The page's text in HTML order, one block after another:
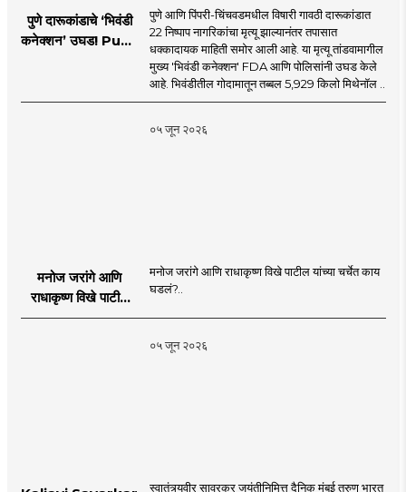
पुणे दारूकांडाचे ‘भिवंडी
कनेक्शन’ उघड! Pune
पुणे आणि पिंपरी-चिंचवडमधील विषारी गावठी दारूकांडात
22 निष्पाप नागरिकांचा मृत्यू झाल्यानंतर तपासात
धक्कादायक माहिती समोर आली आहे. या मृत्यू तांडवामागील
मुख्य 'भिवंडी कनेक्शन' FDA आणि पोलिसांनी उघड केले
आहे. भिवंडीतील गोदामातून तब्बल 5,929 किलो मिथेनॉल ..
०५ जून २०२६
मनोज जरांगे आणि
राधाकृष्ण विखे पाटील
यांच्या चर्चेत काय घडलं?
मनोज जरांगे आणि राधाकृष्ण विखे पाटील यांच्या चर्चेत काय
घडलं?..
०५ जून २०२६
स्वातंत्र्यवीर सावरकर जयंतीनिमित्त दैनिक मुंबई तरुण भारत